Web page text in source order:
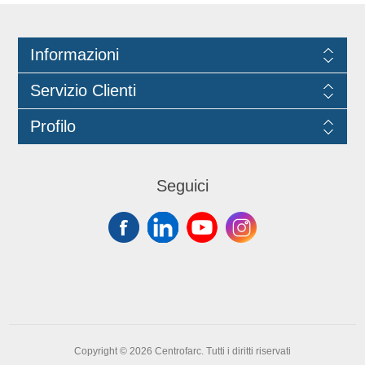
Informazioni
Servizio Clienti
Profilo
Seguici
Copyright © 2026 Centrofarc. Tutti i diritti riservati